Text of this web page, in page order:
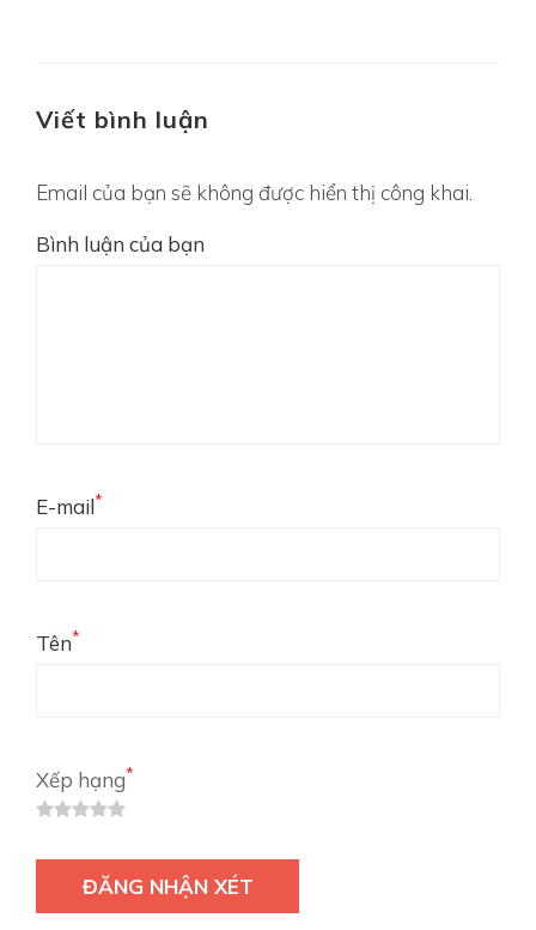
Viết bình luận
Email của bạn sẽ không được hiển thị công khai.
Bình luận của bạn
E-mail*
Tên*
Xếp hạng*